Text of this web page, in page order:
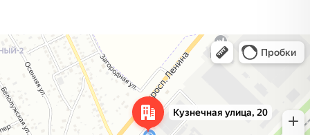
Жодино
Кузнечная улица, 20 — Яндекс Карты